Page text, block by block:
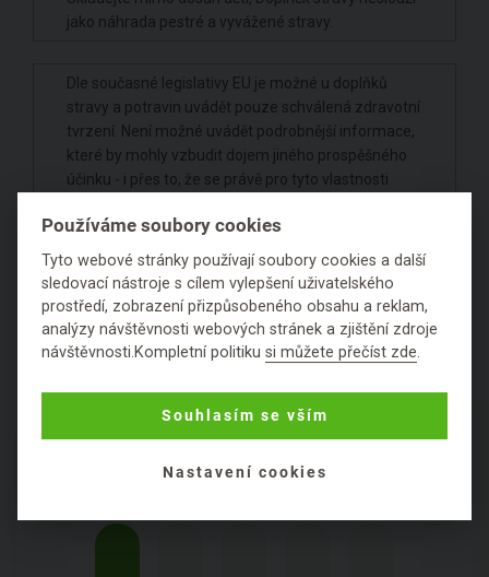
jako náhrada pestré a vyvážené stravy.
Dle současné legislativy EU je možné u doplňků
stravy a potravin uvádět pouze schválená zdravotní
tvrzení. Není možné uvádět podrobnější informace,
které by mohly vzbudit dojem jiného prospěšného
účinku - i přes to, že se právě pro tyto vlastnosti
Hodnocení
Položit dotaz
PODROBNÉ SLOŽENÍ
PRODUKTU
Používáme soubory cookies
Tyto webové stránky používají soubory cookies a další
sledovací nástroje s cílem vylepšení uživatelského
prostředí, zobrazení přizpůsobeného obsahu a reklam,
analýzy návštěvnosti webových stránek a zjištění zdroje
návštěvnosti.Kompletní politikusi můžete přečíst zde.
Souhlasím se vším
Nastavení cookies